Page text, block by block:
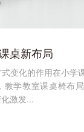
桌新布局
变化的作用在小学
教学教室课桌椅布
激发...